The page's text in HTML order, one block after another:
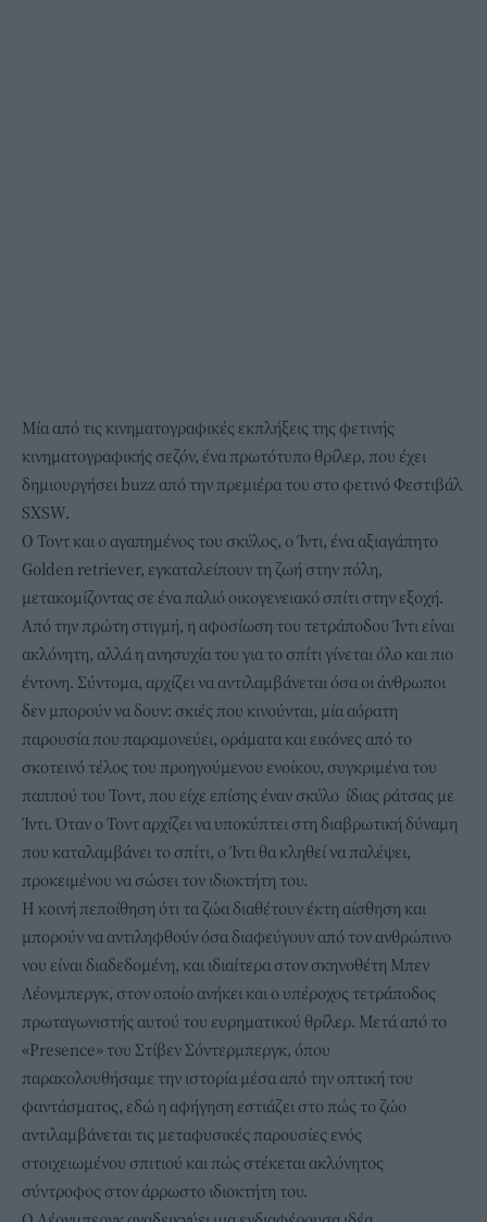
Μία από τις κινηματογραφικές εκπλήξεις της φετινής
κινηματογραφικής σεζόν, ένα πρωτότυπο θρίλερ, που έχει
δημιουργήσει buzz από την πρεμιέρα του στο φετινό Φεστιβάλ
SXSW.
Ο Τοντ και ο αγαπημένος του σκύλος, ο Ίντι, ένα αξιαγάπητο
Golden retriever, εγκαταλείπουν τη ζωή στην πόλη,
μετακομίζοντας σε ένα παλιό οικογενειακό σπίτι στην εξοχή.
Από την πρώτη στιγμή, η αφοσίωση του τετράποδου Ίντι είναι
ακλόνητη, αλλά η ανησυχία του για το σπίτι γίνεται όλο και πιο
έντονη. Σύντομα, αρχίζει να αντιλαμβάνεται όσα οι άνθρωποι
δεν μπορούν να δουν: σκιές που κινούνται, μία αόρατη
παρουσία που παραμονεύει, οράματα και εικόνες από το
σκοτεινό τέλος του προηγούμενου ενοίκου, συγκριμένα του
παππού του Τοντ, που είχε επίσης έναν σκύλο ίδιας ράτσας με
Ίντι. Όταν ο Τοντ αρχίζει να υποκύπτει στη διαβρωτική δύναμη
που καταλαμβάνει το σπίτι, ο Ίντι θα κληθεί να παλέψει,
προκειμένου να σώσει τον ιδιοκτήτη του.
Η κοινή πεποίθηση ότι τα ζώα διαθέτουν έκτη αίσθηση και
μπορούν να αντιληφθούν όσα διαφεύγουν από τον ανθρώπινο
νου είναι διαδεδομένη, και ιδιαίτερα στον σκηνοθέτη Μπεν
Λέονμπεργκ, στον οποίο ανήκει και ο υπέροχος τετράποδος
πρωταγωνιστής αυτού του ευρηματικού θρίλερ. Μετά από το
«Presence» του Στίβεν Σόντερμπεργκ, όπου
παρακολουθήσαμε την ιστορία μέσα από την οπτική του
φαντάσματος, εδώ η αφήγηση εστιάζει στο πώς το ζώο
αντιλαμβάνεται τις μεταφυσικές παρουσίες ενός
στοιχειωμένου σπιτιού και πώς στέκεται ακλόνητος
σύντροφος στον άρρωστο ιδιοκτήτη του.